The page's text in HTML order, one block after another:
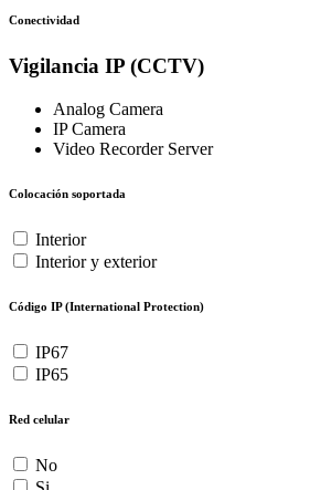
Conectividad
Vigilancia IP (CCTV)
Analog Camera
IP Camera
Video Recorder Server
Colocación soportada
Interior
Interior y exterior
Código IP (International Protection)
IP67
IP65
Red celular
No